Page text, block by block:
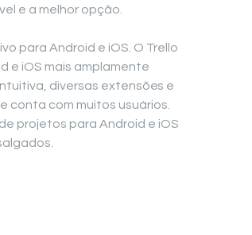
e a melhor opção.
para Android e iOS. O Trello
e iOS mais amplamente
diversas extensões e
conta com muitos usuários.
projetos para Android e iOS